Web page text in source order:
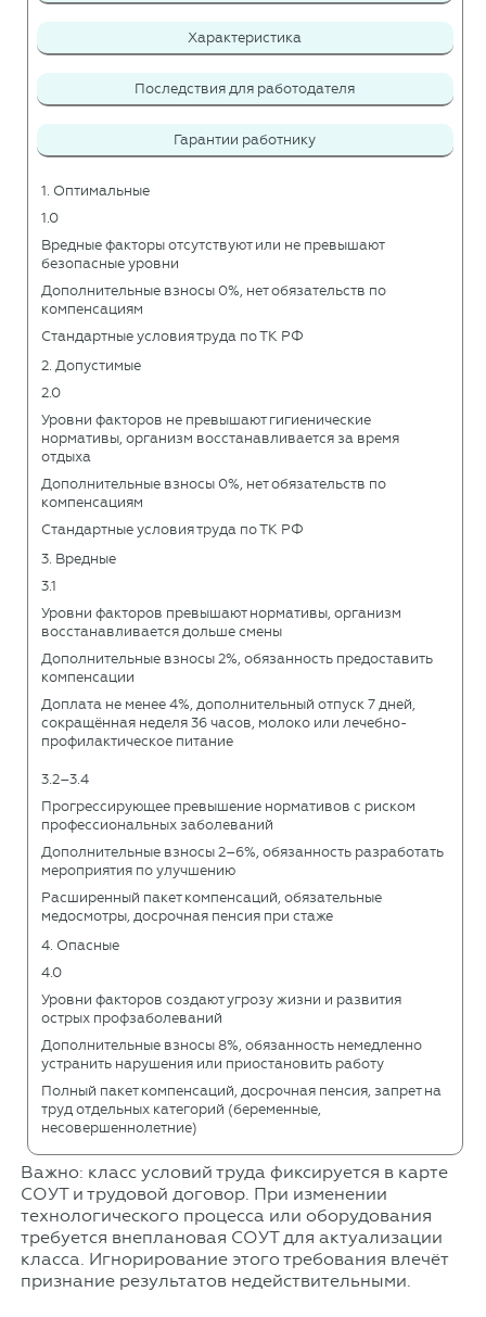
Характеристика
Последствия для работодателя
Гарантии работнику
1. Оптимальные
1.0
Вредные факторы отсутствуют или не превышают
безопасные уровни
Дополнительные взносы 0%, нет обязательств по
компенсациям
Стандартные условия труда по ТК РФ
2. Допустимые
2.0
Уровни факторов не превышают гигиенические
нормативы, организм восстанавливается за время
отдыха
Дополнительные взносы 0%, нет обязательств по
компенсациям
Стандартные условия труда по ТК РФ
3. Вредные
3.1
Уровни факторов превышают нормативы, организм
восстанавливается дольше смены
Дополнительные взносы 2%, обязанность предоставить
компенсации
Доплата не менее 4%, дополнительный отпуск 7 дней,
сокращённая неделя 36 часов, молоко или лечебно-
профилактическое питание
3.2–3.4
Прогрессирующее превышение нормативов с риском
профессиональных заболеваний
Дополнительные взносы 2–6%, обязанность разработать
мероприятия по улучшению
Расширенный пакет компенсаций, обязательные
медосмотры, досрочная пенсия при стаже
4. Опасные
4.0
Уровни факторов создают угрозу жизни и развития
острых профзаболеваний
Дополнительные взносы 8%, обязанность немедленно
устранить нарушения или приостановить работу
Полный пакет компенсаций, досрочная пенсия, запрет на
труд отдельных категорий (беременные,
несовершеннолетние)
Важно: класс условий труда фиксируется в карте
СОУТ и трудовой договор. При изменении
технологического процесса или оборудования
требуется внеплановая СОУТ для актуализации
класса. Игнорирование этого требования влечёт
признание результатов недействительными.